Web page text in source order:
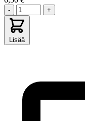
- +
Lisää